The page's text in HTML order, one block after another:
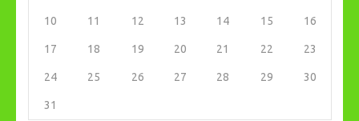
10 11 12 13 14 15 16
17 18 19 20 21 22 23
24 25 26 27 28 29 30
31